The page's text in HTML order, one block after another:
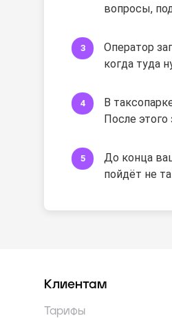
вопросы,
Оператор
когда туда
В
После
До конца
пойдёт не
Клиентам
Тарифы